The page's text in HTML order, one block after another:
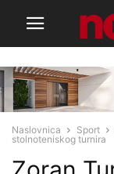
Naslovnica Sport
stolnoteniskog turnira